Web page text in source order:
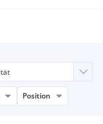
Position